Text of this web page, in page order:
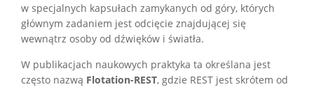
w specjalnych kapsułach zamykanych od góry, których
głównym zadaniem jest odcięcie znajdującej się
wewnątrz osoby od dźwięków i światła.
W publikacjach naukowych praktyka ta określana jest
często nazwą Flotation-REST, gdzie REST jest skrótem od